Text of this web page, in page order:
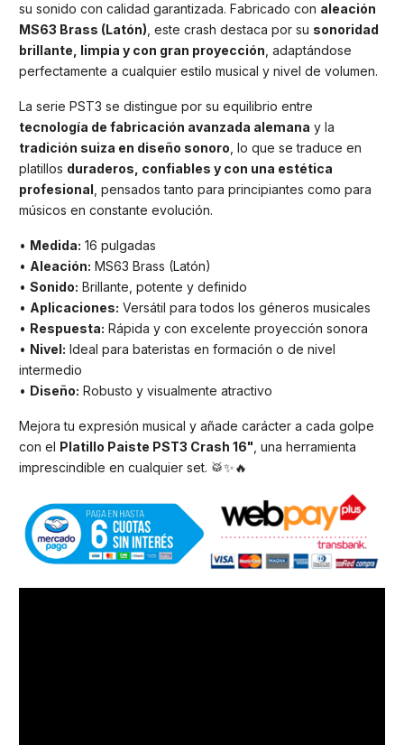
su sonido con calidad garantizada. Fabricado con aleación
MS63 Brass (Latón), este crash destaca por su sonoridad
brillante, limpia y con gran proyección, adaptándose
perfectamente a cualquier estilo musical y nivel de volumen.
La serie PST3 se distingue por su equilibrio entre
tecnología de fabricación avanzada alemana y la
tradición suiza en diseño sonoro , lo que se traduce en
platillos duraderos, confiables y con una estética
profesional , pensados tanto para principiantes como para
músicos en constante evolución.
• Medida: 16 pulgadas
• Aleación: MS63 Brass (Latón)
• Sonido: Brillante, potente y definido
• Aplicaciones: Versátil para todos los géneros musicales
• Respuesta: Rápida y con excelente proyección sonora
• Nivel: Ideal para bateristas en formación o de nivel
intermedio
• Diseño: Robusto y visualmente atractivo
Mejora tu expresión musical y añade carácter a cada golpe
con el Platillo Paiste PST3 Crash 16" , una herramienta
imprescindible en cualquier set. 🥁✨🔥